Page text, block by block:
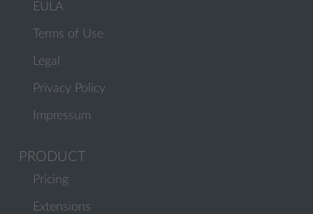
EULA
Terms of Use
Legal
Privacy Policy
Impressum
PRODUCT
Pricing
Extensions